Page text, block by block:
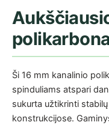
Ši 16 mm kanalinio
spinduliams atspari
sukurta užtikrinti
konstrukcijose.